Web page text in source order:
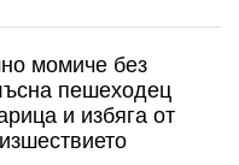
храната...
момиче без
пешеходец
и избяга от